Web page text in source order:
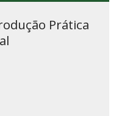
Prática